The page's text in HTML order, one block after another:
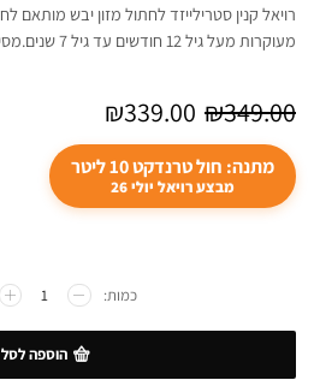
רויאל קנין סטרילייזד לחתול מזון יבש מותאם
מעוקרות מעל גיל 12 חודשים עד גיל 7 שנים.מסייע לשמירה על משקל תקין.
₪349.00
₪339.00
מתנה: חול טרנדקט 10 ליטר
מבצע רויאל יולי 26
הוספה לסל